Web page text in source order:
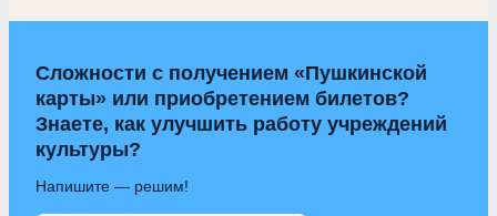
Сложности с получением «Пушкинской
карты» или приобретением билетов?
Знаете, как улучшить работу учреждений
культуры?
Напишите — решим!